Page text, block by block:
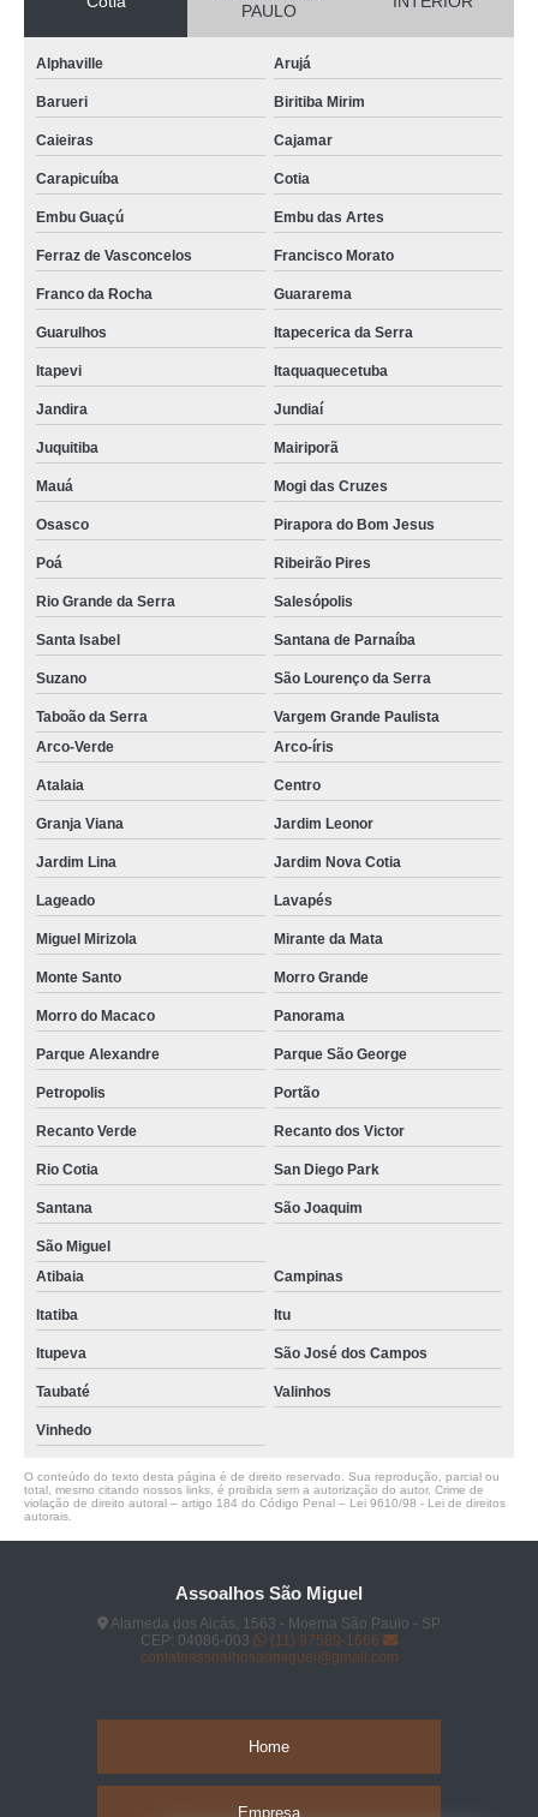
PAULO
Alphaville Arujá
Barueri Biritiba Mirim
Caieiras Cajamar
Carapicuíba Cotia
Embu Guaçú Embu das Artes
Ferraz de Vasconcelos Francisco Morato
Franco da Rocha Guararema
Guarulhos Itapecerica da Serra
Itapevi Itaquaquecetuba
Jandira Jundiaí
Juquitiba Mairiporã
Mauá Mogi das Cruzes
Osasco Pirapora do Bom Jesus
Poá Ribeirão Pires
Rio Grande da Serra Salesópolis
Santa Isabel Santana de Parnaíba
Suzano São Lourenço da Serra
Taboão da Serra
Vargem Grande Paulista
Arco-Verde
Arco-íris
Atalaia Centro
Granja Viana Jardim Leonor
Jardim Lina Jardim Nova Cotia
Lageado Lavapés
Miguel Mirizola Mirante da Mata
Monte Santo Morro Grande
Morro do Macaco Panorama
Parque Alexandre Parque São George
Petropolis Portão
Recanto Verde Recanto dos Victor
Rio Cotia San Diego Park
Santana São Joaquim
São Miguel
Atibaia
Campinas
Itatiba Itu
Itupeva São José dos Campos
Taubaté Valinhos
Vinhedo
O conteúdo do texto desta página é de direito reservado. Sua reprodução, parcial ou
total, mesmo citando nossos links, é proibida sem a autorização do autor. Crime de
violação de direito autoral – artigo 184 do Código Penal – Lei 9610/98 - Lei de direitos
autorais
Assoalhos São Miguel
Alameda dos Aicás, 1563 - Moema São Paulo - SP
CEP: 04086-003
(11) 97589-1666
contatoassoalhosaomiguel@gmail.com
Home
Empresa